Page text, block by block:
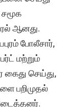
ஆனது.
போலீசார்,
மற்றும்
செய்து,
பறிமுதல்